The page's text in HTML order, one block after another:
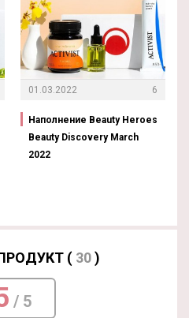
01.03.2022 6
Наполнение Beauty Heroes
Beauty Discovery March
2022
( 30)
/ 5